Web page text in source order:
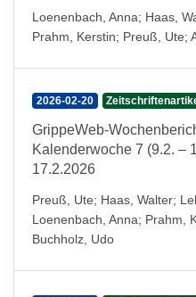
Loenenbach, Anna; Haas,
Prahm, Kerstin; Preuß, Ute;
2026-02-20
GrippeWeb-
Kalenderwoche 7 (9.2. –
17.2.2026
Preuß, Ute; Haas, Walter;
Loenenbach, Anna; Prahm,
Buchholz, Udo